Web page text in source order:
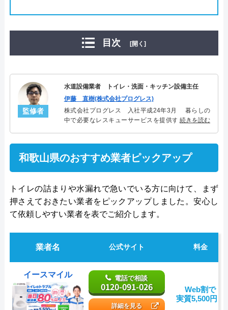
目次 [開く]
監修者
水道設備業者 トイレ・洗面・キッチン設備主任
伊藤 直樹(株式会社プログレス)
株式会社プログレス 入社平成24年3月 暮らしの
中で必要なレスキューサービスを提供する株式会社
くのお客様に信頼される「トイレ・洗面・キッチ
続きを読む
和歌山県のおすすめ業者ピックアップ
トイレの詰まりや水漏れで急いでいる方に向けて、まず
押さえておきたい業者をピックアップしました。安心し
て依頼しやすい業者を表でご紹介します。
業者名 公式サイト 料金
イースマイル 電話で相談
0120-091-026
詳細を見る
Web割で
実質5,500円～